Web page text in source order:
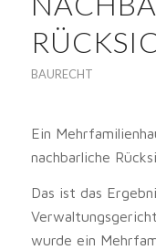
BAURECHT
Ein
nachbarliche
Das ist das
wurde ein